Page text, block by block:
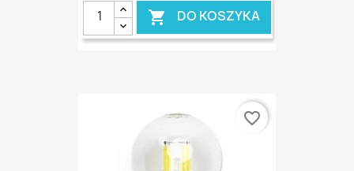
 DO KOSZYKA
favorite_border